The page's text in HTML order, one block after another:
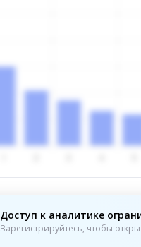
Доступ к аналитике
Зарегистрируйтесь, чтобы